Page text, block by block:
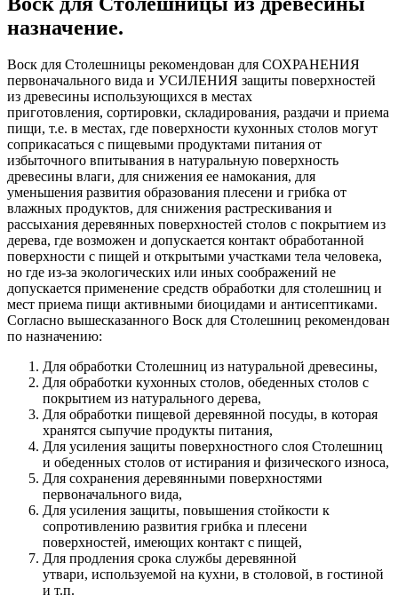
назначение.
Воск для Столешницы рекомендован для СОХРАНЕНИЯ
первоначального вида и УСИЛЕНИЯ защиты поверхностей
из древесины использующихся в местах
приготовления, сортировки, складирования, раздачи и приема
пищи, т.е. в местах, где поверхности кухонных столов могут
соприкасаться с пищевыми продуктами питания от
избыточного впитывания в натуральную поверхность
древесины влаги, для снижения ее намокания, для
уменьшения развития образования плесени и грибка от
влажных продуктов, для снижения растрескивания и
рассыхания деревянных поверхностей столов с покрытием из
дерева, где возможен и допускается контакт обработанной
поверхности с пищей и открытыми участками тела человека,
но где из-за экологических или иных соображений не
допускается применение средств обработки для столешниц и
мест приема пищи активными биоцидами и антисептиками.
Согласно вышесказанного Воск для Столешниц рекомендован
по назначению:
Для обработки Столешниц из натуральной древесины,
Для обработки кухонных столов, обеденных столов с
покрытием из натурального дерева,
Для обработки пищевой деревянной посуды, в которая
хранятся сыпучие продукты питания,
Для усиления защиты поверхностного слоя Столешниц
и обеденных столов от истирания и физического износа,
Для сохранения деревянными поверхностями
первоначального вида,
Для усиления защиты, повышения стойкости к
сопротивлению развития грибка и плесени
поверхностей, имеющих контакт с пищей,
Для продления срока службы деревянной
утвари, используемой на кухни, в столовой, в гостиной
и т.п.